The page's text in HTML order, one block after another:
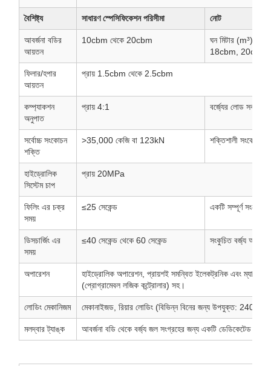
বৈশিষ্ট্য সাধারণ স্পেসিফিকেশন পরিসীমা নোট
আবর্জনা বডির
আয়তন
10cbm থেকে 20cbm
ঘন মিটার (m³)।
18cbm,
ফিলার/হপার
আয়তন
প্রায় 1.5cbm থেকে 2.5cbm
কম্প্যাকশন
অনুপাত
প্রায় 4:1 বর্জ্যের লোড
সর্বোচ্চ সংকোচন
শক্তি
>35,000 কেজি বা 123kN শক্তিশালী সংকোচন
হাইড্রোলিক
সিস্টেম চাপ
প্রায় 20MPa
ফিলিং এর চক্র
সময়
≤25 সেকেন্ড একটি সম্পূর্ণ
ডিসচার্জিং এর
সময়
≤40 সেকেন্ড থেকে 60 সেকেন্ড সংকুচিত বর্জ্য
অপারেশন
হাইড্রোলিক অপারেশন, প্রায়শই সমন্বিত ইলেকট্রনিক এবং ম্যানুয়াল
(প্রোগ্রামেবল লজিক কন্ট্রোলার) সহ।
লোডিং মেকানিজম মেকানাইজড, রিয়ার লোডিং (বিভিন্ন বিনের জন্য উপযুক্ত:
মলদ্বার ট্যাঙ্ক আবর্জনা বডি থেকে বর্জ্য জল সংগ্রহের জন্য একটি ডেডিকেটেড